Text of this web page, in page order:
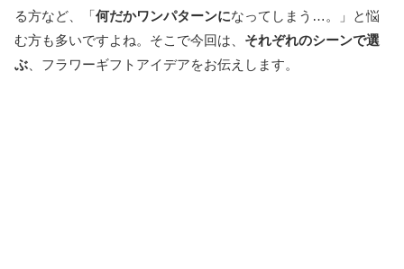
る方など、「何だかワンパターンになってしまう…。」と悩
む方も多いですよね。そこで今回は、 それぞれのシーンで選
ぶ 、フラワーギフトアイデアをお伝えします。